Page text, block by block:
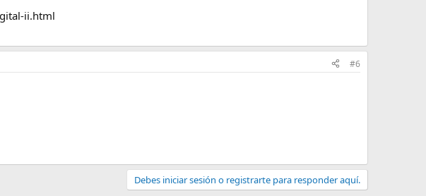
ii.html
#6
Debes iniciar sesión o registrarte para responder aquí.